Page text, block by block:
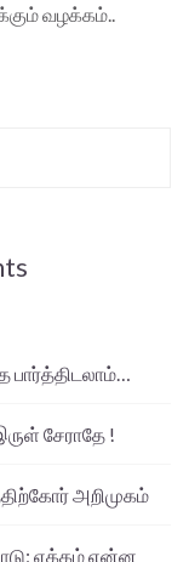
வழக்கம்..
சேராதே !
அறிமுகம்
ஏக்கம் என்ன